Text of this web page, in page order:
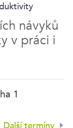
návyků
v práci i
1
Další termíny